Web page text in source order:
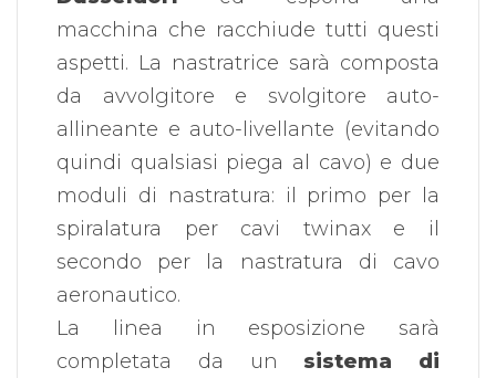
macchina che racchiude tutti questi
aspetti. La nastratrice sarà composta
da avvolgitore e svolgitore auto-
allineante e auto-livellante (evitando
quindi qualsiasi piega al cavo) e due
moduli di nastratura: il primo per la
spiralatura per cavi twinax e il
secondo per la nastratura di cavo
aeronautico.
La linea in esposizione sarà
completata da un sistema di